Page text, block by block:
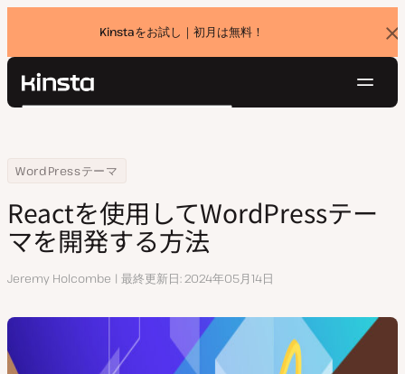
Kinstaをお試し｜初月は無料！
バ
ナ
Kinsta®
ョ
価格設定
お問い合わせ
検
Home
リソースセンター
WordPressテーマ
Reactを使用してWordPressテーマを開発する方法
Reactを使用してWordPressテー
マを開発する方法
執
Jeremy Holcombe 最終更新日 2024年05月14日